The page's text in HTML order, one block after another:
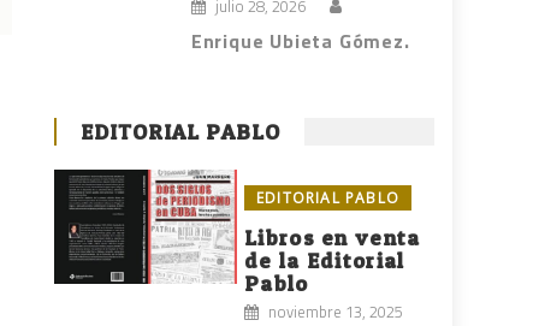
julio 28, 2026
Enrique Ubieta Gómez.
EDITORIAL PABLO
EDITORIAL PABLO
Libros en venta
de la Editorial
Pablo
noviembre 13, 2025